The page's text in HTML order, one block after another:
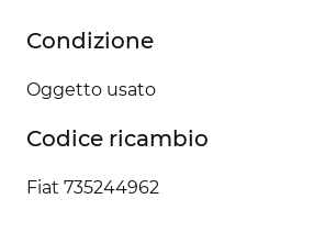
Condizione
Oggetto usato
Codice ricambio
Fiat 735244962